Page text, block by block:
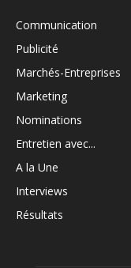
Communication
Publicité
Marchés-Entreprises
Marketing
Nominations
Entretien avec...
A la Une
Interviews
Résultats